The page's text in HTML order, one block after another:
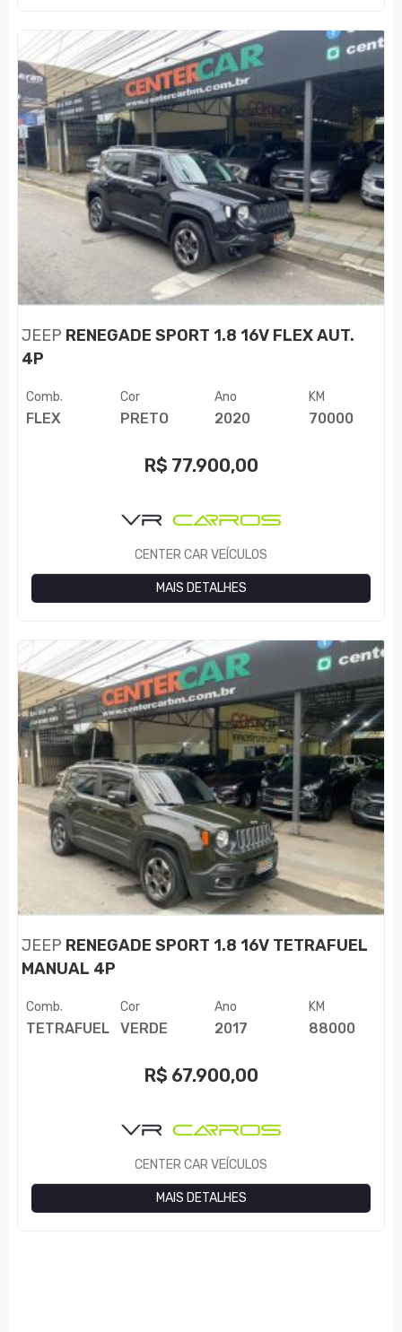
JEEP RENEGADE SPORT 1.8 16V FLEX AUT.
4P
Comb.
FLEX
Cor
PRETO
Ano
2020
KM
70000
R$ 77.900,00
CENTER CAR VEÍCULOS
MAIS DETALHES
JEEP RENEGADE SPORT 1.8 16V TETRAFUEL
MANUAL 4P
Comb.
TETRAFUEL
Cor
VERDE
Ano
2017
KM
88000
R$ 67.900,00
CENTER CAR VEÍCULOS
MAIS DETALHES